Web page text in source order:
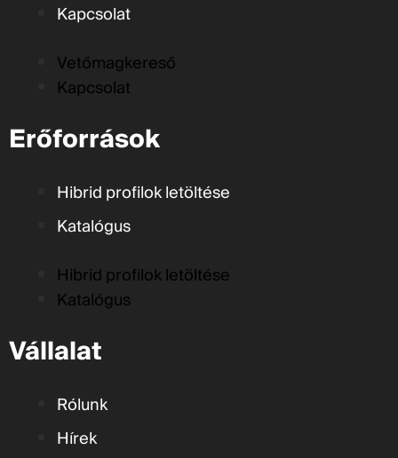
Kapcsolat
Vetőmagkereső
Kapcsolat
Erőforrások
Hibrid profilok letöltése
Katalógus
Hibrid profilok letöltése
Katalógus
Vállalat
Rólunk
Hírek